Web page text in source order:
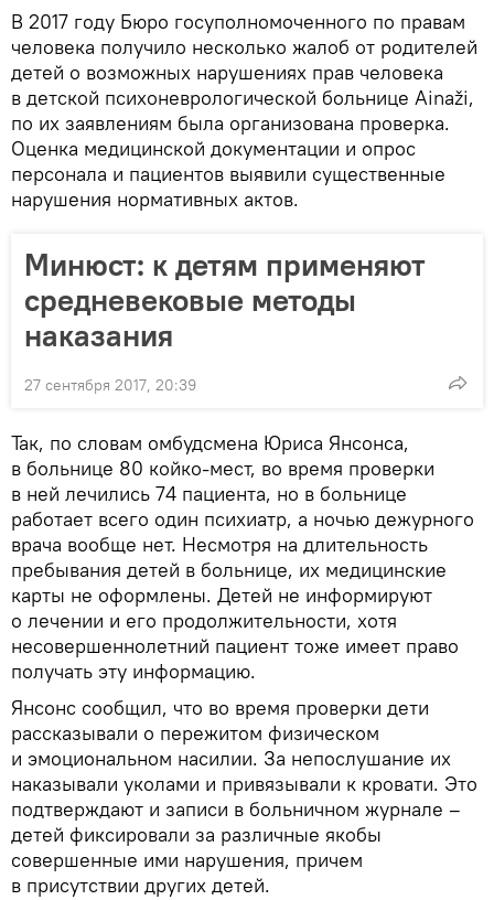
В 2017 году Бюро госуполномоченного по правам
человека получило несколько жалоб от родителей
детей о возможных нарушениях прав человека
в детской психоневрологической больнице Ainaži,
по их заявлениям была организована проверка.
Оценка медицинской документации и опрос
персонала и пациентов выявили существенные
нарушения нормативных актов.
Минюст: к детям применяют
средневековые методы
наказания
27 сентября 2017, 20:39
Так, по словам омбудсмена Юриса Янсонса,
в больнице 80 койко-мест, во время проверки
в ней лечились 74 пациента, но в больнице
работает всего один психиатр, а ночью дежурного
врача вообще нет. Несмотря на длительность
пребывания детей в больнице, их медицинские
карты не оформлены. Детей не информируют
о лечении и его продолжительности, хотя
несовершеннолетний пациент тоже имеет право
получать эту информацию.
Янсонс сообщил, что во время проверки дети
рассказывали о пережитом физическом
и эмоциональном насилии. За непослушание их
наказывали уколами и привязывали к кровати. Это
подтверждают и записи в больничном журнале –
детей фиксировали за различные якобы
совершенные ими нарушения, причем
в присутствии других детей.